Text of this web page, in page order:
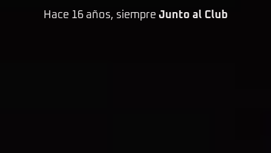
Hace 16 años, siempre Junto al Club